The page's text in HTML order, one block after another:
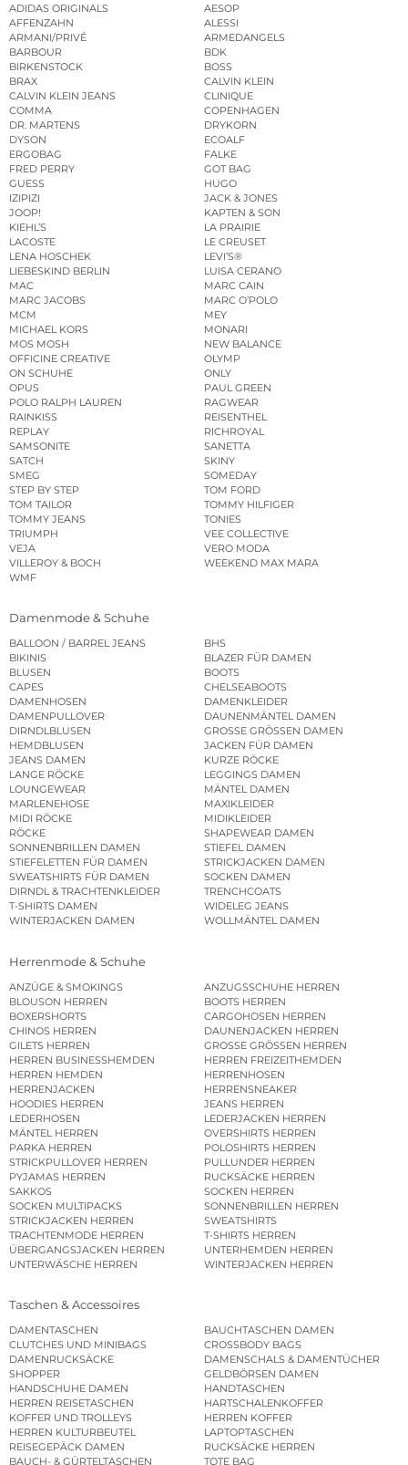
ADIDAS ORIGINALS
AESOP
AFFENZAHN
ALESSI
ARMANI/PRIVÉ
ARMEDANGELS
BARBOUR
BDK
BIRKENSTOCK
BOSS
BRAX
CALVIN KLEIN
CALVIN KLEIN JEANS
CLINIQUE
COMMA
COPENHAGEN
DR. MARTENS
DRYKORN
DYSON
ECOALF
ERGOBAG
FALKE
FRED PERRY
GOT BAG
GUESS
HUGO
IZIPIZI
JACK & JONES
JOOP!
KAPTEN & SON
KIEHL’S
LA PRAIRIE
LACOSTE
LE CREUSET
LENA HOSCHEK
LEVI’S®
LIEBESKIND BERLIN
LUISA CERANO
MAC
MARC CAIN
MARC JACOBS
MARC O’POLO
MCM
MEY
MICHAEL KORS
MONARI
MOS MOSH
NEW BALANCE
OFFICINE CREATIVE
OLYMP
ON SCHUHE
ONLY
OPUS
PAUL GREEN
POLO RALPH LAUREN
RAGWEAR
RAINKISS
REISENTHEL
REPLAY
RICHROYAL
SAMSONITE
SANETTA
SATCH
SKINY
SMEG
SOMEDAY
STEP BY STEP
TOM FORD
TOM TAILOR
TOMMY HILFIGER
TOMMY JEANS
TONIES
TRIUMPH
VEE COLLECTIVE
VEJA
VERO MODA
VILLEROY & BOCH
WEEKEND MAX MARA
WMF
Damenmode & Schuhe
BALLOON / BARREL JEANS
BHS
BIKINIS
BLAZER FÜR DAMEN
BLUSEN
BOOTS
CAPES
CHELSEABOOTS
DAMENHOSEN
DAMENKLEIDER
DAMENPULLOVER
DAUNENMÄNTEL DAMEN
DIRNDLBLUSEN
GROSSE GRÖSSEN DAMEN
HEMDBLUSEN
JACKEN FÜR DAMEN
JEANS DAMEN
KURZE RÖCKE
LANGE RÖCKE
LEGGINGS DAMEN
LOUNGEWEAR
MÄNTEL DAMEN
MARLENEHOSE
MAXIKLEIDER
MIDI RÖCKE
MIDIKLEIDER
RÖCKE
SHAPEWEAR DAMEN
SONNENBRILLEN DAMEN
STIEFEL DAMEN
STIEFELETTEN FÜR DAMEN
STRICKJACKEN DAMEN
SWEATSHIRTS FÜR DAMEN
SOCKEN DAMEN
DIRNDL & TRACHTENKLEIDER
TRENCHCOATS
T-SHIRTS DAMEN
WIDELEG JEANS
WINTERJACKEN DAMEN
WOLLMÄNTEL DAMEN
Herrenmode & Schuhe
ANZÜGE & SMOKINGS
ANZUGSSCHUHE HERREN
BLOUSON HERREN
BOOTS HERREN
BOXERSHORTS
CARGOHOSEN HERREN
CHINOS HERREN
DAUNENJACKEN HERREN
GILETS HERREN
GROSSE GRÖSSEN HERREN
HERREN BUSINESSHEMDEN
HERREN FREIZEITHEMDEN
HERREN HEMDEN
HERRENHOSEN
HERRENJACKEN
HERRENSNEAKER
HOODIES HERREN
JEANS HERREN
LEDERHOSEN
LEDERJACKEN HERREN
MÄNTEL HERREN
OVERSHIRTS HERREN
PARKA HERREN
POLOSHIRTS HERREN
STRICKPULLOVER HERREN
PULLUNDER HERREN
PYJAMAS HERREN
RUCKSÄCKE HERREN
SAKKOS
SOCKEN HERREN
SOCKEN MULTIPACKS
SONNENBRILLEN HERREN
STRICKJACKEN HERREN
SWEATSHIRTS
TRACHTENMODE HERREN
T-SHIRTS HERREN
ÜBERGANGSJACKEN HERREN
UNTERHEMDEN HERREN
UNTERWÄSCHE HERREN
WINTERJACKEN HERREN
Taschen & Accessoires
DAMENTASCHEN
BAUCHTASCHEN DAMEN
CLUTCHES UND MINIBAGS
CROSSBODY BAGS
DAMENRUCKSÄCKE
DAMENSCHALS & DAMENTÜCHER
SHOPPER
GELDBÖRSEN DAMEN
HANDSCHUHE DAMEN
HANDTASCHEN
HERREN REISETASCHEN
HARTSCHALENKOFFER
KOFFER UND TROLLEYS
HERREN KOFFER
HERREN KULTURBEUTEL
LAPTOPTASCHEN
REISEGEPÄCK DAMEN
RUCKSÄCKE HERREN
BAUCH- & GÜRTELTASCHEN
TOTE BAG